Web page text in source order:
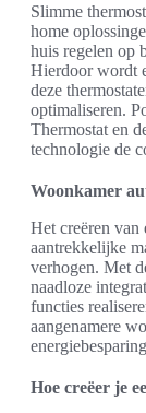
Slimme
home
huis regelen op
Hierdoor wordt
deze
optimaliseren.
Thermostat en
technologie de
Woonkamer
Het creëren van
aantrekkelijke
verhogen. Met
naadloze
functies
aangenamere
Hoe creëer je